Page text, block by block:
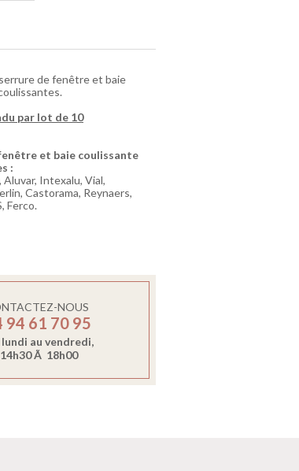
de fenêtre et baie
par lot de 10
et baie coulissante
:
Aluvar, Intexalu, Vial,
Castorama, Reynaers,
Ferco.
NOUS
94 61 70 95
lundi au vendredi,
Ã 18h00